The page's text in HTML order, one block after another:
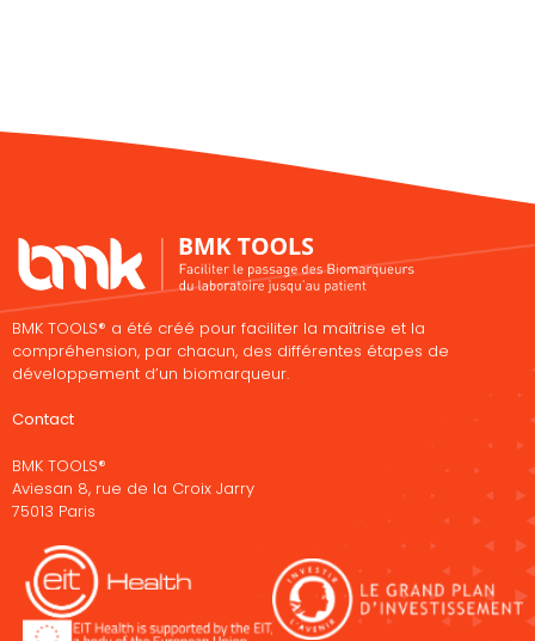
BMK TOOLS® a été créé pour faciliter la maîtrise et la
compréhension, par chacun, des différentes étapes de
développement d’un biomarqueur.
Contact
BMK TOOLS®
Aviesan 8, rue de la Croix Jarry
75013 Paris